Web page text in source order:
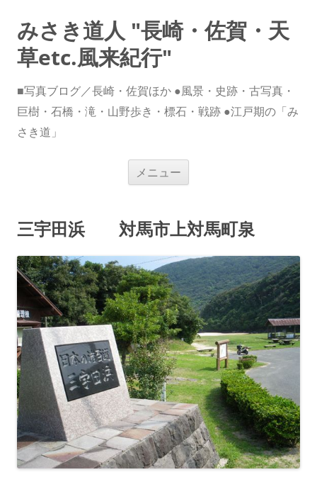
みさき道人 "長崎・佐賀・天
草etc.風来紀行"
■写真ブログ／長崎・佐賀ほか ●風景・史跡・古写真・
巨樹・石橋・滝・山野歩き・標石・戦跡 ●江戸期の「み
さき道」
メニュー
ス
キ
プ
三宇田浜 対馬市上対馬町泉